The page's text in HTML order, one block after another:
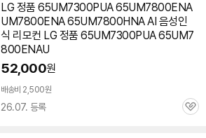
LG 정품 65UM7300PUA 65UM7800ENA
UM7800ENA65UM7800HNAAI 음성인
식 리모컨 LG 정품 65UM7300PUA 65UM7
800ENAU
52,000원
배송비 2,500원
26.07. 등록
관